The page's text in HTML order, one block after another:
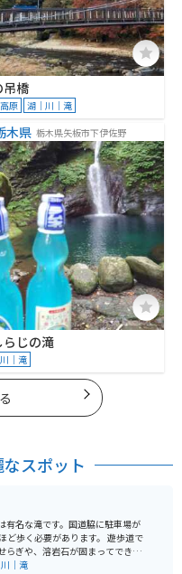
吊橋
原 湖｜川｜滝
木県 栃木県矢板市下伊佐野
らじの滝
｜滝
スポット
有名な滝です。国道脇に駐車場が
ど歩く必要があります。 遊歩道で
らぎや、溶岩石が固まってできた
（ほうせつのたき）・風挙の滝
｜滝